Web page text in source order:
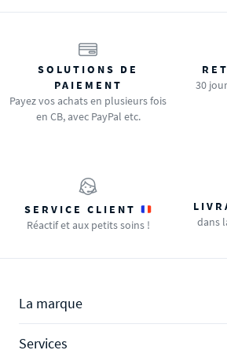
SOLUTIONS DE
PAIEMENT
Payez vos achats en plusieurs fois
en CB, avec PayPal etc.
30
SERVICE CLIENT
Réactif et aux petits soins !
dans
La marque
Services